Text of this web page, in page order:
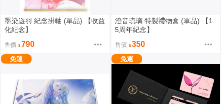
墨染遊羽 紀念掛軸 (單品) 【收益
化紀念】
售價 790
澄音琉璃 特製禮物盒 (單品) 【1.
5周年紀念】
售價 350
免運 免運